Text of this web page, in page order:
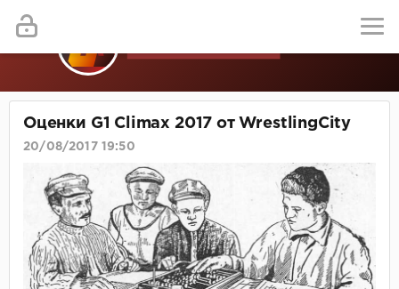
Оценки G1 Climax 2017 от WrestlingCity
20/08/2017 19:50